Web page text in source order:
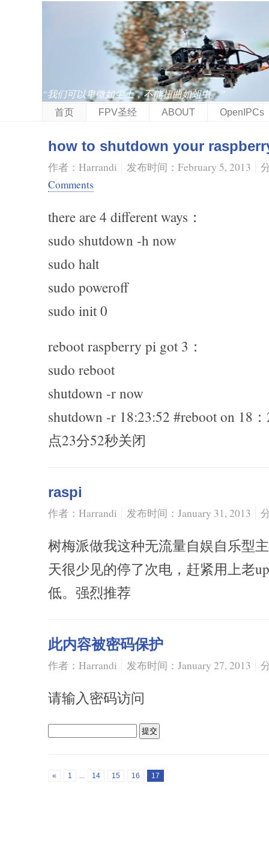
“我们可以卑微如尘土，不能扭曲如蛆虫。”
首页 FPV圣经 ABOUT OpenIPCs
how to shutdown your
作者：Harrandi 发布时间：February 5, 2013
Comments
there are 4 different ways：
sudo shutdown -h now
sudo halt
sudo poweroff
sudo init 0
reboot raspberry pi got 3：
sudo reboot
shutdown -r now
shutdown -r 18:23:52 #reboot on 18
点23分52秒关闭
raspi
作者：Harrandi 发布时间：January 31, 2013
树梅派做我这种无流量自娱自乐型
天很少见的停了次电，赶紧用上老
低。强烈推荐
此内容被密码保护
作者：Harrandi 发布时间：January 27, 2013
请输入密码访问
« 1 ... 14 15 16 17